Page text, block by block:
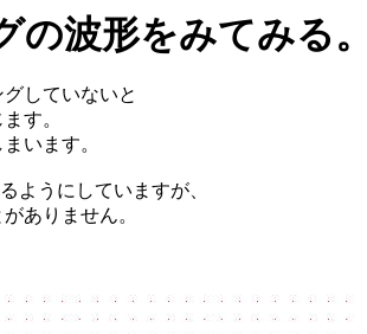
の波形をみてみる。
していないと
す。
います。
ようにしていますが、
ありません。